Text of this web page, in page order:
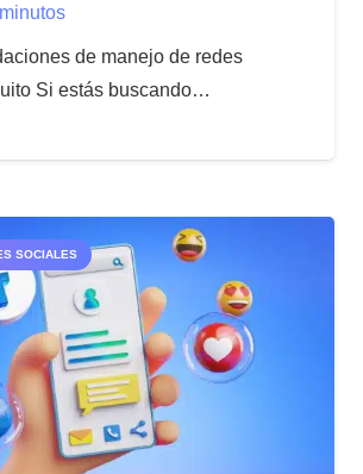
minutos
de manejo de redes
Si estás buscando…
SOCIALES